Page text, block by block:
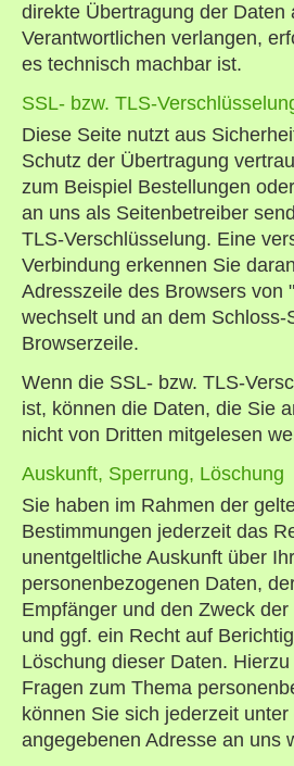
direkte Übertragung der Daten
Verantwortlichen verlangen,
es technisch machbar ist.
SSL- bzw. TLS-
Diese Seite nutzt aus
Schutz der Übertragung
zum Beispiel Bestellungen
an uns als Seitenbetreiber
TLS-Verschlüsselung. Eine
Verbindung erkennen Sie
Adresszeile des Browsers von
wechselt und an dem Schloss-
Browserzeile.
Wenn die SSL- bzw. TLS-
ist, können die Daten, die Sie
nicht von Dritten mitgelesen
Auskunft, Sperrung, Löschung
Sie haben im Rahmen der
Bestimmungen jederzeit das
unentgeltliche Auskunft über
personenbezogenen Daten,
Empfänger und den Zweck
und ggf. ein Recht auf
Löschung dieser Daten.
Fragen zum Thema
können Sie sich jederzeit
angegebenen Adresse an uns